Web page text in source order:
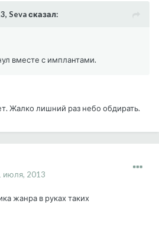
Seva сказал:
вместе с имплантами.
Жалко лишний раз небо обдирать.
июля, 2013
жанра в руках таких